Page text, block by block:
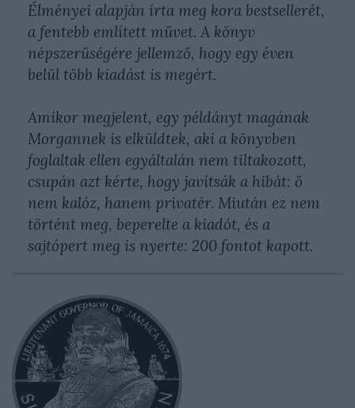
Élményei alapján írta meg kora bestsellerét,
a fentebb említett művet. A könyv
népszerűségére jellemző, hogy egy éven
belül több kiadást is megért.
Amikor megjelent, egy példányt magának
Morgannek is elküldtek, aki a könyvben
foglaltak ellen egyáltalán nem tiltakozott,
csupán azt kérte, hogy javítsák a hibát: ő
nem kalóz, hanem privatér. Miután ez nem
történt meg, beperelte a kiadót, és a
sajtópert meg is nyerte: 200 fontot kapott.